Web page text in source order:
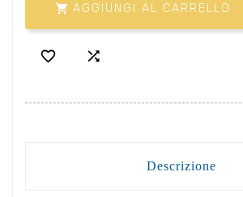
 AGGIUNGI AL CARRELLO
 
Descrizione